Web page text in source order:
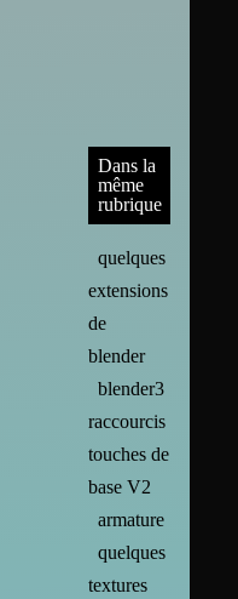
Dans la
même
rubrique
quelques
extensions
de
blender
blender3
raccourcis
touches de
base V2
armature
quelques
textures